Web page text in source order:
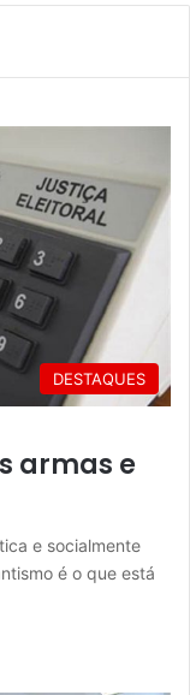
DESTAQUES
armas e
e socialmente
é o que está